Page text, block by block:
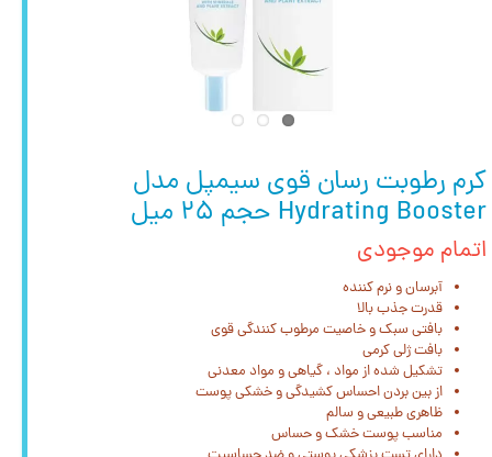
کرم رطوبت رسان قوی سیمپل مدل
Hydrating Booster حجم ۲۵ میل
اتمام موجودی
آبرسان و نرم کننده
قدرت جذب بالا
بافتی سبک و خاصیت مرطوب کنندگی قوی
بافت ژلی کرمی
تشکیل شده از مواد ، گیاهی و مواد معدنی
از بین بردن احساس کشیدگی و خشکی پوست
ظاهری طبیعی و سالم
مناسب پوست خشک و حساس